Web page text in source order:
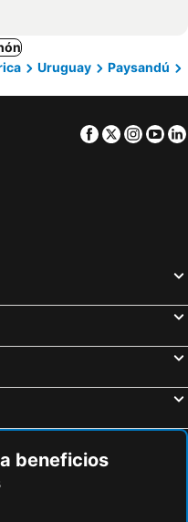
Uruguay
Paysandú
Facebook
Twitter
beneficios